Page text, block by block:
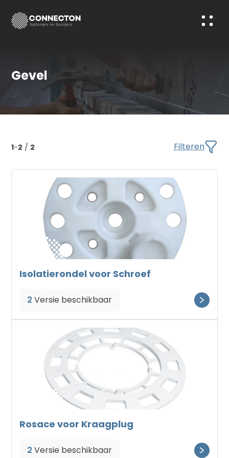
Gevel
1-2 / 2 Filteren
Isolatierondel voor Schroef
2 Versie beschikbaar
Rosace voor Kraagplug
2 Versie beschikbaar